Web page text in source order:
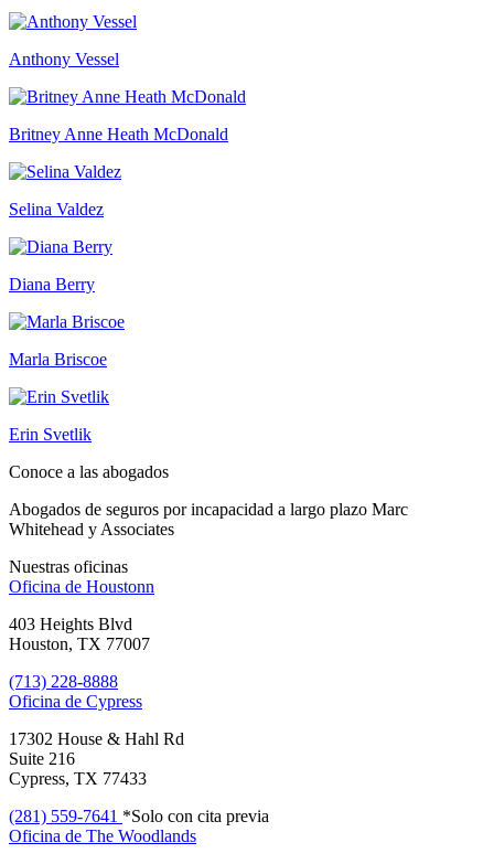
Anthony Vessel
Britney Anne Heath McDonald
Selina Valdez
Diana Berry
Marla Briscoe
Erin Svetlik
Conoce a las abogados
Abogados de seguros por incapacidad a largo plazo Marc
Whitehead y Associates
Nuestras oficinas
Oficina de Houstonn
403 Heights Blvd
Houston, TX 77007
(713) 228-8888
Oficina de Cypress
17302 House & Hahl Rd
Suite 216
Cypress, TX 77433
(281) 559-7641 *Solo con cita previa
Oficina de The Woodlands